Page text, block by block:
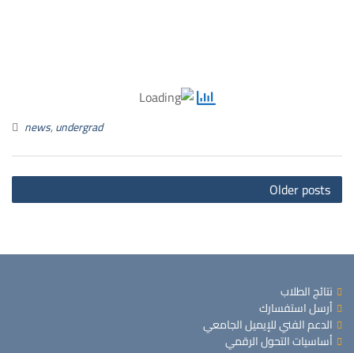
news,undergrad
Older posts
نتائج الطلاب
أرسل استفسارك
الدعم الفني للإيميل الجامعي
أساسيات التحول الرقمي